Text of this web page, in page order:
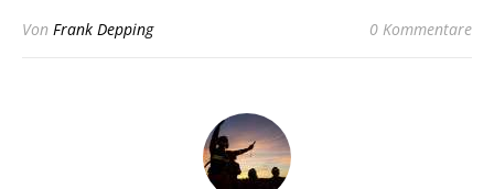
Von Frank Depping 0 Kommentare